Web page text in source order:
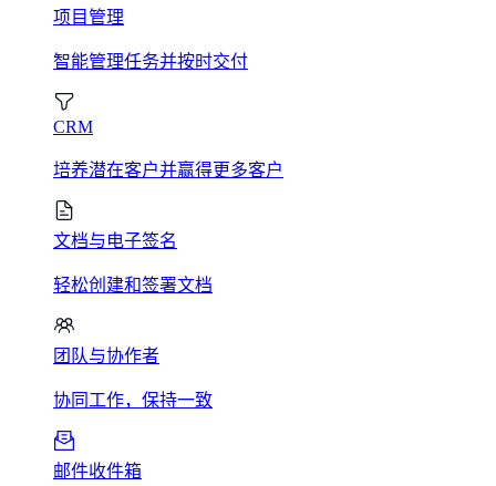
项目管理
智能管理任务并按时交付
CRM
培养潜在客户并赢得更多客户
文档与电子签名
轻松创建和签署文档
团队与协作者
协同工作，保持一致
邮件收件箱